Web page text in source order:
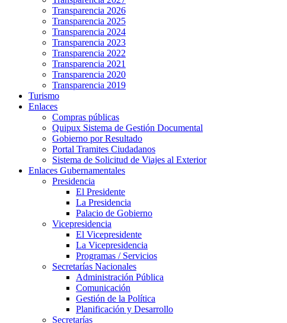
Transparencia 2026
Transparencia 2025
Transparencia 2024
Transparencia 2023
Transparencia 2022
Transparencia 2021
Transparencia 2020
Transparencia 2019
Turismo
Enlaces
Compras públicas
Quipux Sistema de Gestión Documental
Gobierno por Resultado
Portal Tramites Ciudadanos
Sistema de Solicitud de Viajes al Exterior
Enlaces Gubernamentales
Presidencia
El Presidente
La Presidencia
Palacio de Gobierno
Vicepresidencia
El Vicepresidente
La Vicepresidencia
Programas / Servicios
Secretarías Nacionales
Administración Pública
Comunicación
Gestión de la Política
Planificación y Desarrollo
Secretarías